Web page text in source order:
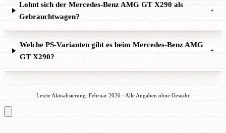
Lohnt sich der Mercedes-Benz AMG GT X290 als
Gebrauchtwagen?
+
Welche PS-Varianten gibt es beim Mercedes-Benz AMG
GT X290?
+
Letzte Aktualisierung: Februar 2026 · Alle Angaben ohne Gewähr